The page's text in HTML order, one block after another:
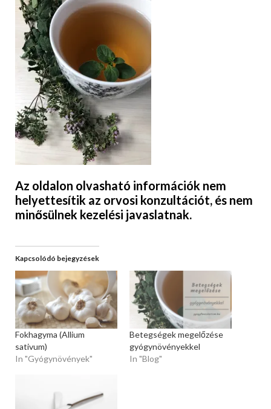
Az oldalon olvasható információk nem
helyettesítik az orvosi konzultációt, és nem
minősülnek kezelési javaslatnak.
Kapcsolódó bejegyzések
Fokhagyma (Allium
sativum)
In "Gyógynövények"
Betegségek megelőzése
gyógynövényekkel
In "Blog"